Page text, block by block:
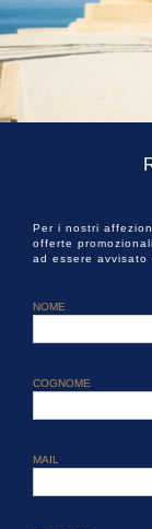
Per i nostri
offerte
ad essere avvisato
NOME
COGNOME
MAIL